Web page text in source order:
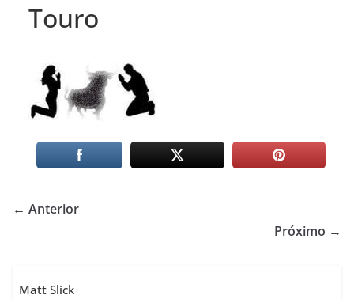
Touro
← Anterior
Próximo →
Matt Slick